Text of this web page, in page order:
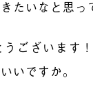
たいなと思っ
うございます
いですか。